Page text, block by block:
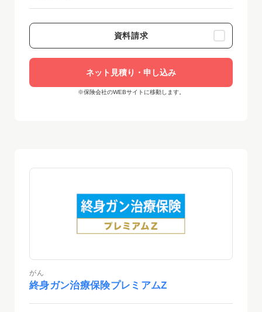
資料請求
ネット見積り・申し込み
※保険会社のWEBサイトに移動します。
がん
終身ガン治療保険プレミアムZ